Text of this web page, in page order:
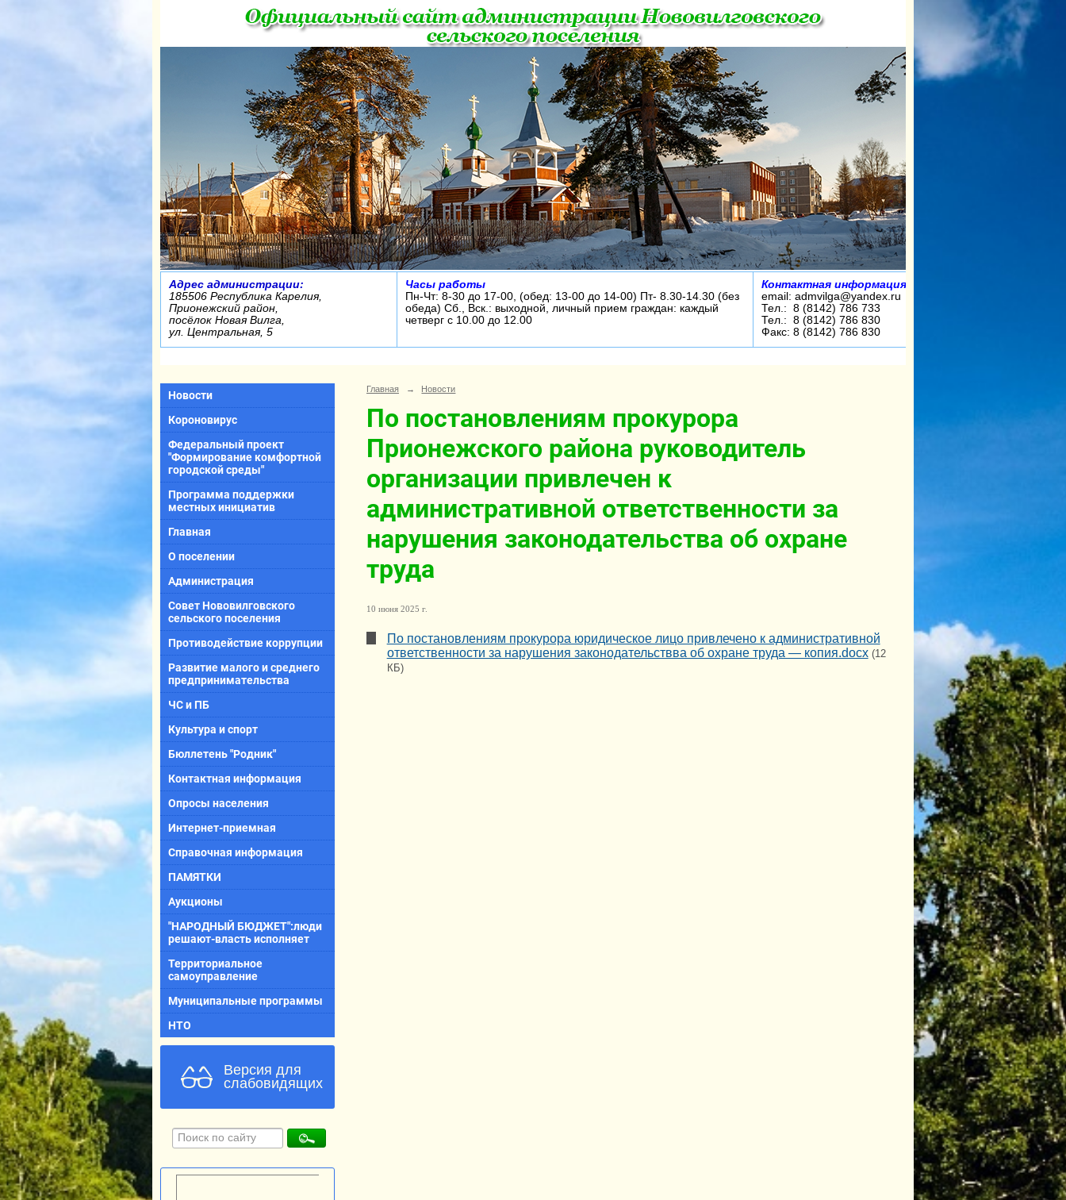
Адрес администрации:
185506 Республика Карелия,
Прионежский район,
посёлок Новая Вилга,
ул. Центральная, 5
Часы работы
Пн-Чт: 8-30 до 17-00, (обед: 13-00 до 14-00) Пт- 8.30-14.30 (без
обеда) Сб., Вск.: выходной, личный прием граждан: каждый
четверг с 10.00 до 12.00
Контактная информация:
email: admvilga@yandex.ru
Тел.: 8 (8142) 786 733
Тел.: 8 (8142) 786 830
Факс: 8 (8142) 786 830
Новости
Короновирус
Федеральный проект
"Формирование комфортной
городской среды"
Программа поддержки
местных инициатив
Главная
О поселении
Администрация
Совет Нововилговского
сельского поселения
Противодействие коррупции
Развитие малого и среднего
предпринимательства
ЧС и ПБ
Культура и спорт
Бюллетень "Родник"
Контактная информация
Опросы населения
Интернет-приемная
Справочная информация
ПАМЯТКИ
Аукционы
"НАРОДНЫЙ БЮДЖЕТ":люди
решают-власть исполняет
Территориальное
самоуправление
Муниципальные программы
НТО
Версия для
слабовидящих
Главная → Новости
По постановлениям прокурора
Прионежского района руководитель
организации привлечен к
административной ответственности за
нарушения законодательства об охране
труда
10 июня 2025 г.
По постановлениям прокурора юридическое лицо привлечено к административной
ответственности за нарушения законодательствва об охране труда — копия.docx (12
КБ)